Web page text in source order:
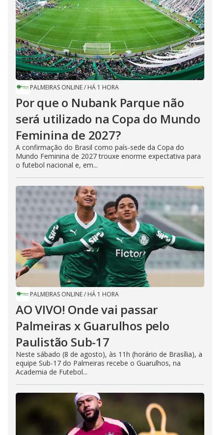
PALMEIRAS ONLINE/ HÁ 1 HORA
Por que o Nubank Parque não
será utilizado na Copa do Mundo
Feminina de 2027?
A confirmação do Brasil como país-sede da Copa do
Mundo Feminina de 2027 trouxe enorme expectativa para
o futebol nacional e, em...
PALMEIRAS ONLINE/ HÁ 1 HORA
AO VIVO! Onde vai passar
Palmeiras x Guarulhos pelo
Paulistão Sub-17
Neste sábado (8 de agosto), às 11h (horário de Brasília), a
equipe Sub-17 do Palmeiras recebe o Guarulhos, na
Academia de Futebol...